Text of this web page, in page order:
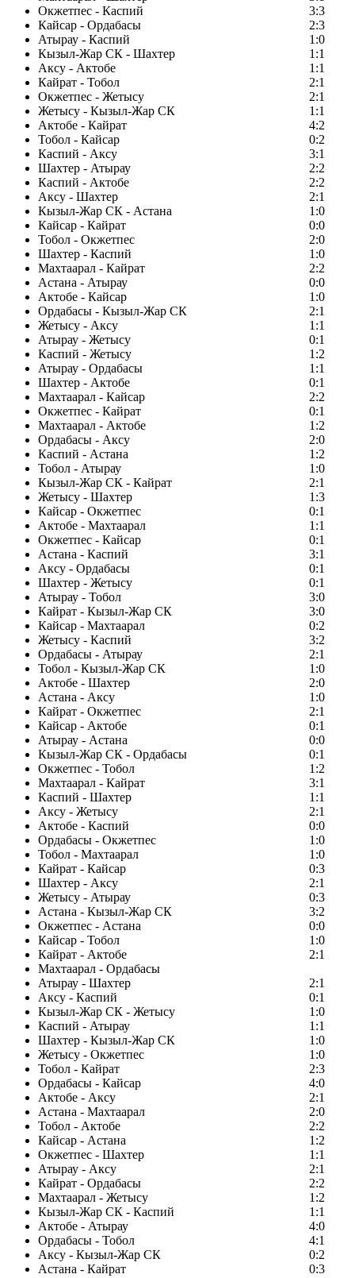
Окжетпес - Каспий
3:3
Кайсар - Ордабасы
2:3
Атырау - Каспий
1:0
Кызыл-Жар СК - Шахтер
1:1
Аксу - Актобе
1:1
Кайрат - Тобол
2:1
Окжетпес - Жетысу
2:1
Жетысу - Кызыл-Жар СК
1:1
Актобе - Кайрат
4:2
Тобол - Кайсар
0:2
Каспий - Аксу
3:1
Шахтер - Атырау
2:2
Каспий - Актобе
2:2
Аксу - Шахтер
2:1
Кызыл-Жар СК - Астана
1:0
Кайсар - Кайрат
0:0
Тобол - Окжетпес
2:0
Шахтер - Каспий
1:0
Махтаарал - Кайрат
2:2
Астана - Атырау
0:0
Актобе - Кайсар
1:0
Ордабасы - Кызыл-Жар СК
2:1
Жетысу - Аксу
1:1
Атырау - Жетысу
0:1
Каспий - Жетысу
1:2
Атырау - Ордабасы
1:1
Шахтер - Актобе
0:1
Махтаарал - Кайсар
2:2
Окжетпес - Кайрат
0:1
Махтаарал - Актобе
1:2
Ордабасы - Аксу
2:0
Каспий - Астана
1:2
Тобол - Атырау
1:0
Кызыл-Жар СК - Кайрат
2:1
Жетысу - Шахтер
1:3
Кайсар - Окжетпес
0:1
Актобе - Махтаарал
1:1
Окжетпес - Кайсар
0:1
Астана - Каспий
3:1
Аксу - Ордабасы
0:1
Шахтер - Жетысу
0:1
Атырау - Тобол
3:0
Кайрат - Кызыл-Жар СК
3:0
Кайсар - Махтаарал
0:2
Жетысу - Каспий
3:2
Ордабасы - Атырау
2:1
Тобол - Кызыл-Жар СК
1:0
Актобе - Шахтер
2:0
Астана - Аксу
1:0
Кайрат - Окжетпес
2:1
Кайсар - Актобе
0:1
Атырау - Астана
0:0
Кызыл-Жар СК - Ордабасы
0:1
Окжетпес - Тобол
1:2
Махтаарал - Кайрат
3:1
Каспий - Шахтер
1:1
Аксу - Жетысу
2:1
Актобе - Каспий
0:0
Ордабасы - Окжетпес
1:0
Тобол - Махтаарал
1:0
Кайрат - Кайсар
0:3
Шахтер - Аксу
2:1
Жетысу - Атырау
0:3
Астана - Кызыл-Жар СК
3:2
Окжетпес - Астана
0:0
Кайсар - Тобол
1:0
Кайрат - Актобе
2:1
Махтаарал - Ордабасы
Атырау - Шахтер
2:1
Аксу - Каспий
0:1
Кызыл-Жар СК - Жетысу
1:0
Каспий - Атырау
1:1
Шахтер - Кызыл-Жар СК
1:0
Жетысу - Окжетпес
1:0
Тобол - Кайрат
2:3
Ордабасы - Кайсар
4:0
Актобе - Аксу
2:1
Астана - Махтаарал
2:0
Тобол - Актобе
2:2
Кайсар - Астана
1:2
Окжетпес - Шахтер
1:1
Атырау - Аксу
2:1
Кайрат - Ордабасы
2:2
Махтаарал - Жетысу
1:2
Кызыл-Жар СК - Каспий
1:1
Актобе - Атырау
4:0
Ордабасы - Тобол
4:1
Аксу - Кызыл-Жар СК
0:2
Астана - Кайрат
0:3